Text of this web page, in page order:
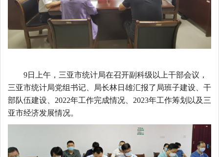
9日上午，三亚市统计局在召开副科级以上干部会议，
三亚市统计局党组书记、局长林日雄汇报了局班子建设、干
部队伍建设、 2022年工作完成情况、2023年工作筹划以及三
亚市经济发展情况。